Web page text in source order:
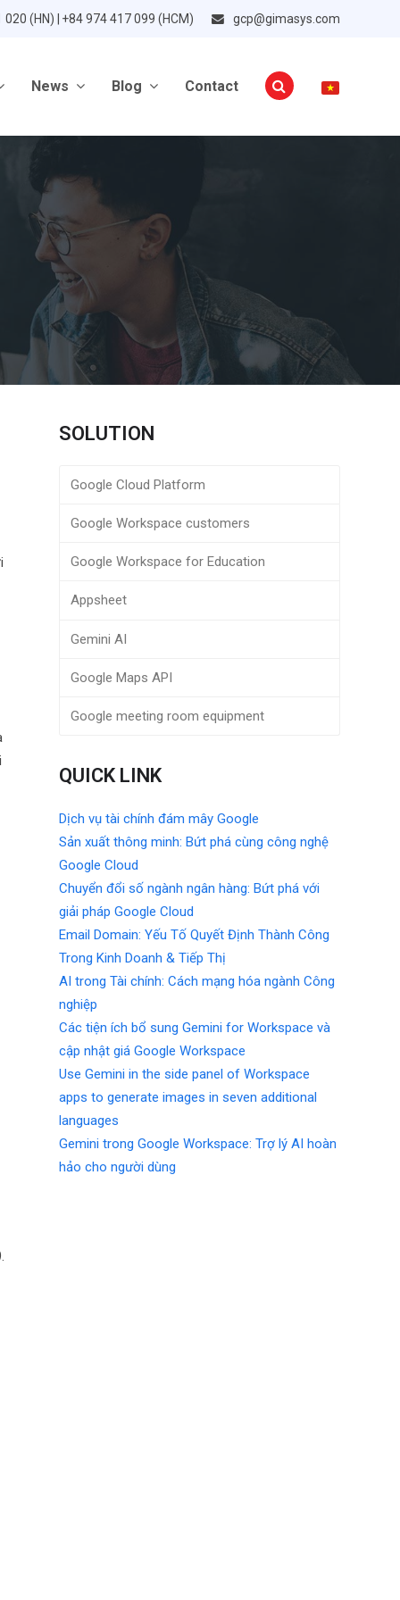
(HN) | +84 974 417 099 (HCM) gcp@gimasys.com
News Blog Contact
.
SOLUTION
Google Cloud Platform
Google Workspace customers
Google Workspace for Education
Appsheet
Gemini AI
Google Maps API
Google meeting room equipment
QUICK LINK
Dịch vụ tài chính đám mây Google
Sản xuất thông minh: Bứt phá cùng công nghệ
Google Cloud
Chuyển đổi số ngành ngân hàng: Bứt phá với
giải pháp Google Cloud
Email Domain: Yếu Tố Quyết Định Thành Công
Trong Kinh Doanh & Tiếp Thị
AI trong Tài chính: Cách mạng hóa ngành Công
nghiệp
Các tiện ích bổ sung Gemini for Workspace và
cập nhật giá Google Workspace
Use Gemini in the side panel of Workspace
apps to generate images in seven additional
languages
Gemini trong Google Workspace: Trợ lý AI hoàn
hảo cho người dùng